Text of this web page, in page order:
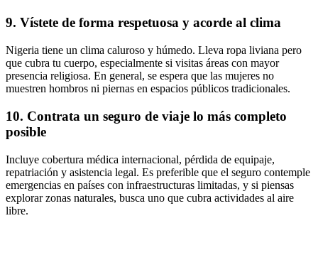
9. Vístete de forma respetuosa y acorde al clima
Nigeria tiene un clima caluroso y húmedo. Lleva ropa liviana pero
que cubra tu cuerpo, especialmente si visitas áreas con mayor
presencia religiosa. En general, se espera que las mujeres no
muestren hombros ni piernas en espacios públicos tradicionales.
10. Contrata un seguro de viaje lo más completo
posible
Incluye cobertura médica internacional, pérdida de equipaje,
repatriación y asistencia legal. Es preferible que el seguro contemple
emergencias en países con infraestructuras limitadas, y si piensas
explorar zonas naturales, busca uno que cubra actividades al aire
libre.